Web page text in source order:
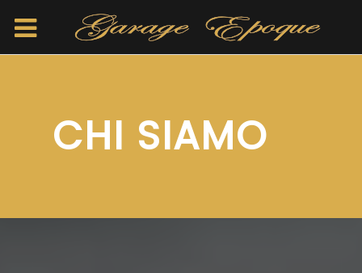
CHI SIAMO